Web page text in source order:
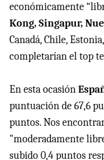
económicamente
Kong, Singapur,
Canadá, Chile,
completarían el top
En esta ocasión
puntuación de 67,6
puntos. Nos
"moderadamente
subido 0,4 puntos